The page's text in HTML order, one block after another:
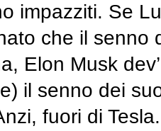
impazziti. Se
che il senno
Elon Musk
il senno dei
fuori di Tesla.